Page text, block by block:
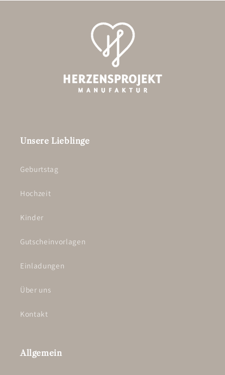
Unsere Lieblinge
Geburtstag
Hochzeit
Kinder
Gutscheinvorlagen
Einladungen
Über uns
Kontakt
Allgemein